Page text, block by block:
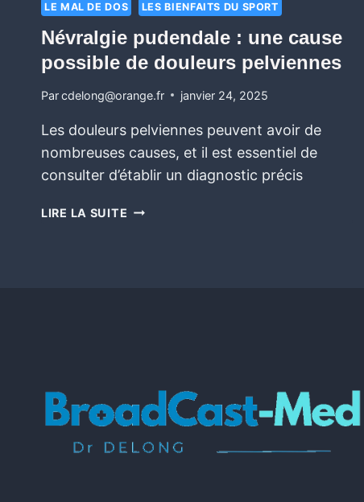
LE MAL DE DOS
LES BIENFAITS DU SPORT
Névralgie pudendale : une cause
possible de douleurs pelviennes
Parcdelong@orange.fr janvier 24, 2025
Les douleurs pelviennes peuvent avoir de
nombreuses causes, et il est essentiel de
consulter d’établir un diagnostic précis
LIRE LA SUITE